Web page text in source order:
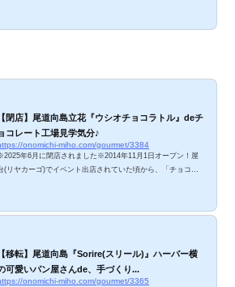
身の締まった皮ハギのおつくりが楽しみですね。 とっくり居
【閉店】尾道向島立花『ウシオチョコラトル』deチ
コレート工場見学気分♪
onomichi-miho.com/gourmet/3384
年6月に閉店されました※2014年11月1日オープン！屋
(リヤカーゴ)でイベント出店されていた頃から、「チョコレ
。嬉しいことに、家から車で５分ほど。こりゃちょくちょく
メニューと、今日のひとくちチョコレート。販売用チョコレ
ートは、１つ800円～。 ウシオチョコラトル、ミホが食べたの
？ ホットチョコレート オ...
【移転】尾道向島『Sorire(スリール)』ハーバー横
可愛いパン屋さんde、手づくり...
onomichi-miho.com/gourmet/3365